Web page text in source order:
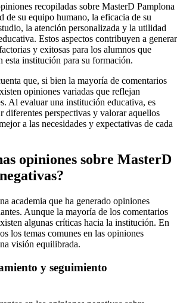
recopiladas sobre MasterD Pamplona
de su equipo humano, la eficacia de su
la atención personalizada y la utilidad
Estos aspectos contribuyen a generar
y exitosas para los alumnos que
esta institución para su formación.
que, si bien la mayoría de comentarios
opiniones variadas que reflejan
Al evaluar una institución educativa, es
diferentes perspectivas y valorar aquellos
a las necesidades y expectativas de cada
opiniones sobre MasterD
academia que ha generado opiniones
Aunque la mayoría de los comentarios
algunas críticas hacia la institución. En
los temas comunes en las opiniones
visión equilibrada.
y seguimiento